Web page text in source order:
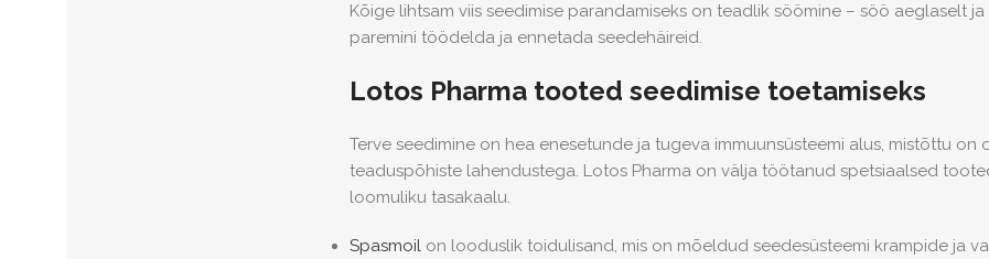
Kõige lihtsam viis seedimise parandamiseks on teadlik söömine – söö aeglaselt
paremini töödelda ja ennetada seedehäireid.
Lotos Pharma tooted seedimise toetamiseks
Terve seedimine on hea enesetunde ja tugeva immuunsüsteemi alus, mistõttu
teaduspõhiste lahendustega. Lotos Pharma on välja töötanud spetsiaalsed
loomuliku tasakaalu.
Spasmoilon looduslik toidulisand, mis on mõeldud seedesüsteemi krampide ja